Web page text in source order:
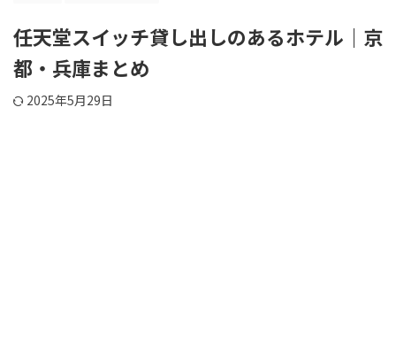
任天堂スイッチ貸し出しのあるホテル｜京
都・兵庫まとめ
2025年5月29日